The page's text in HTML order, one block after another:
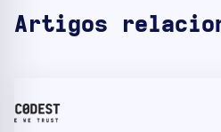
Artigos